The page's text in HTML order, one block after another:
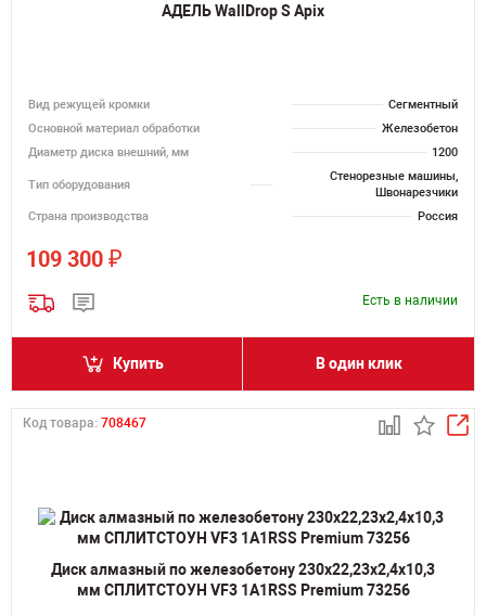
АДЕЛЬ WallDrop S Apix
Вид режущей кромки
Сегментный
Основной материал обработки
Железобетон
Диаметр диска внешний, мм
1200
Тип оборудования
Стенорезные машины,
Швонарезчики
Страна производства
Россия
109 300 ₽
Есть в наличии
Купить В один клик
Код товара: 708467
Диск алмазный по железобетону 230х22,23х2,4х10,3
мм СПЛИТСТОУН VF3 1A1RSS Premium 73256